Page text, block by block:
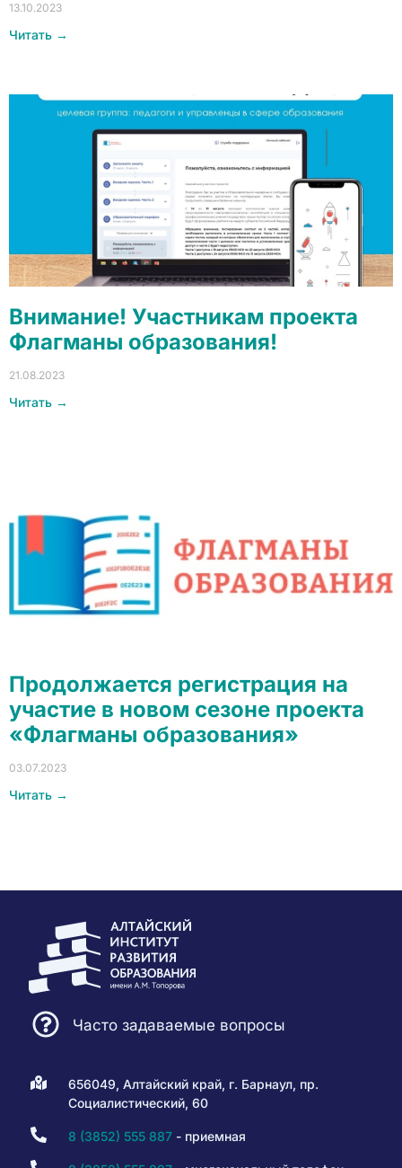
13.10.2023
Читать →
Внимание! Участникам проекта
Флагманы образования!
21.08.2023
Читать →
Продолжается регистрация на
участие в новом сезоне проекта
«Флагманы образования»
03.07.2023
Читать →
Часто задаваемые вопросы
656049, Алтайский край, г. Барнаул, пр.
Социалистический, 60
8 (3852) 555 887- приемная